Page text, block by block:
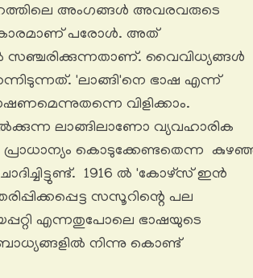
അംഗങ്ങൾ അവരവരുടെ
പരോൾ. അത്
സഞ്ചരിക്കുന്നതാണ്. വൈവിധ്യങ്ങൾ
'ലാങ്ങി'നെ ഭാഷ എന്ന്
വിളിക്കാം.
ലാങ്ങിലാണോ വ്യവഹാരിക
കൊടുക്കേണ്ടതെന്ന
1916 ൽ 'കോഴ്സ് ഇൻ
സസൂറിന്റെ പല
എന്നതുപോലെ ഭാഷയുടെ
നിന്നു കൊണ്ട്